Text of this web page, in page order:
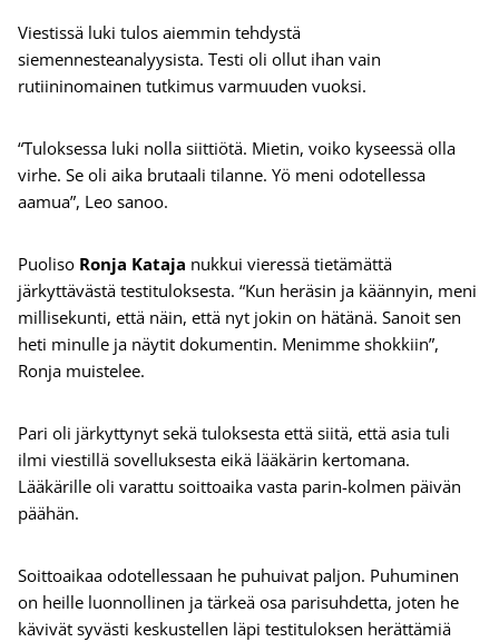
Viestissä luki tulos aiemmin tehdystä
siemennesteanalyysista. Testi oli ollut ihan vain
rutiininomainen tutkimus varmuuden vuoksi.
“Tuloksessa luki nolla siittiötä. Mietin, voiko kyseessä olla
virhe. Se oli aika brutaali tilanne. Yö meni odotellessa
aamua”, Leo sanoo.
Puoliso Ronja Kataja nukkui vieressä tietämättä
järkyttävästä testituloksesta. “Kun heräsin ja käännyin, meni
millisekunti, että näin, että nyt jokin on hätänä. Sanoit sen
heti minulle ja näytit dokumentin. Menimme shokkiin”,
Ronja muistelee.
Pari oli järkyttynyt sekä tuloksesta että siitä, että asia tuli
ilmi viestillä sovelluksesta eikä lääkärin kertomana.
Lääkärille oli varattu soittoaika vasta parin-kolmen päivän
päähän.
Soittoaikaa odotellessaan he puhuivat paljon. Puhuminen
on heille luonnollinen ja tärkeä osa parisuhdetta, joten he
kävivät syvästi keskustellen läpi testituloksen herättämiä